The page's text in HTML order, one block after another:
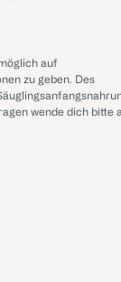
auf
zu geben. Des
wende dich bitte